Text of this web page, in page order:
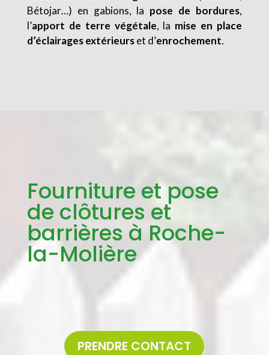
Bétojar…) en gabions, la pose de bordures,
l’apport de terre végétale, la mise en place
d’éclairages extérieurset d’enrochement.
Fourniture et pose
de clôtures et
barrières à Roche-
la-Molière
PRENDRE CONTACT